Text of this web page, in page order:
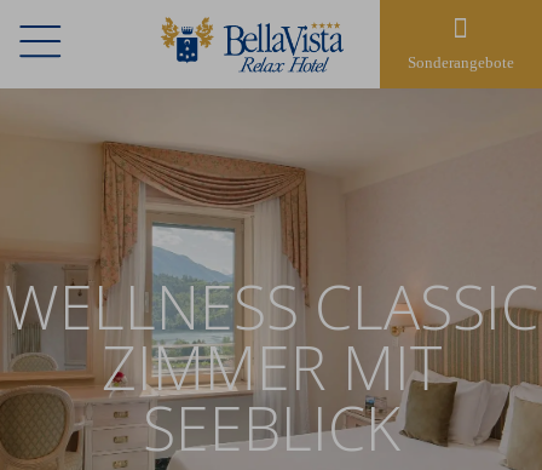
Sonderangebote
WELLNESS CLASSIC
ZIMMER MIT
SEEBLICK